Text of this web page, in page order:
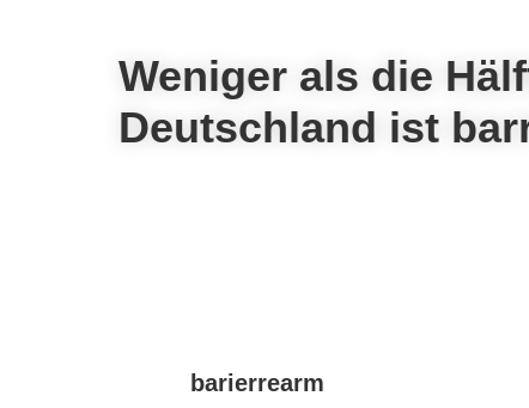
Weniger als die
Deutschland ist
barierrearm